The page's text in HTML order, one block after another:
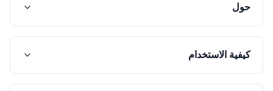
حول
كيفية الاستخدام